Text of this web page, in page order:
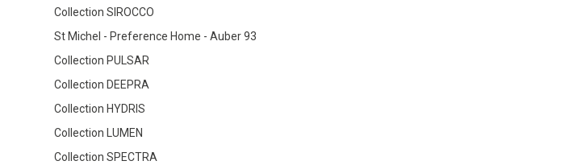
Collection SIROCCO
St Michel - Preference Home - Auber 93
Collection PULSAR
Collection DEEPRA
Collection HYDRIS
Collection LUMEN
Collection SPECTRA